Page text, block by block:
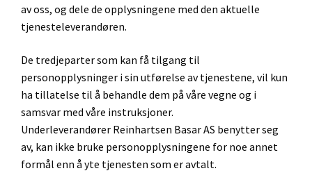
av oss, og dele de opplysningene med den aktuelle
tjenesteleverandøren.
De tredjeparter som kan få tilgang til
personopplysninger i sin utførelse av tjenestene, vil kun
ha tillatelse til å behandle dem på våre vegne og i
samsvar med våre instruksjoner.
Underleverandører Reinhartsen Basar AS benytter seg
av, kan ikke bruke personopplysningene for noe annet
formål enn å yte tjenesten som er avtalt.